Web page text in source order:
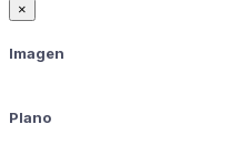
×
Imagen
Plano